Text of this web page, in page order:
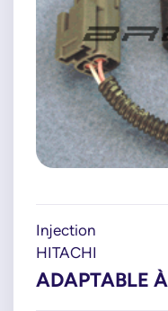
Injection
HITACHI
ADAPTABLE À